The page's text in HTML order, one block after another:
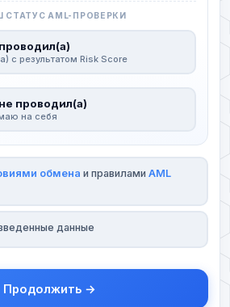
AML-ПРОВЕРКИ
с результатом Risk Score
проводил(а)
на себя
обмена и правилами AML
данные
Продолжить →